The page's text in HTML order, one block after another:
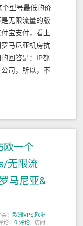
个型号最低的价
无限流量的版
宝支付，看上
马尼亚机房抗
回答是：IP都
司，所以，不
欧一个
无限流
马尼亚&
： 欧洲VPS,欧洲
论： 0 评论 | 访问: